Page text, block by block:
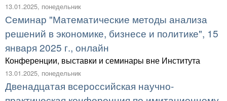
13.01.2025, понедельник
Семинар "Математические методы анализа
решений в экономике, бизнесе и политике", 15
января 2025 г., онлайн
Конференции, выставки и семинары вне Института
13.01.2025, понедельник
Двенадцатая всероссийская научно-